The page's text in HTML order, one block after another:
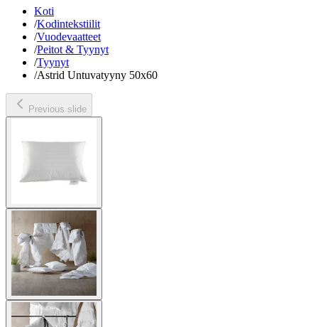
Koti
/Kodintekstiilit
/Vuodevaatteet
/Peitot & Tyynyt
/Tyynyt
/Astrid Untuvatyyny 50x60
Previous slide